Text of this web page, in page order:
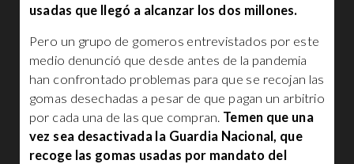
usadas que llegó a alcanzar los dos millones.
Pero un grupo de gomeros entrevistados por este
medio denunció que desde antes de la pandemia
han confrontado problemas para que se recojan las
gomas desechadas a pesar de que pagan un arbitrio
por cada una de las que compran. Temen que una
vez sea desactivada la Guardia Nacional, que
recoge las gomas usadas por mandato del